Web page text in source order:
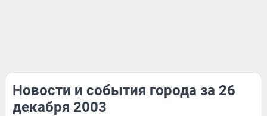
Новости и события города за 26
декабря 2003